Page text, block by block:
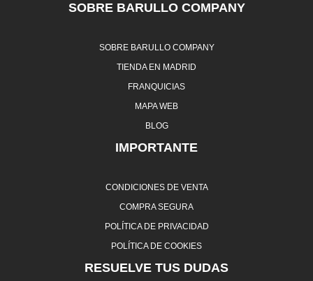
SOBRE BARULLO COMPANY
SOBRE BARULLO COMPANY
TIENDA EN MADRID
FRANQUICIAS
MAPA WEB
BLOG
IMPORTANTE
CONDICIONES DE VENTA
COMPRA SEGURA
POLÍTICA DE PRIVACIDAD
POLÍTICA DE COOKIES
RESUELVE TUS DUDAS